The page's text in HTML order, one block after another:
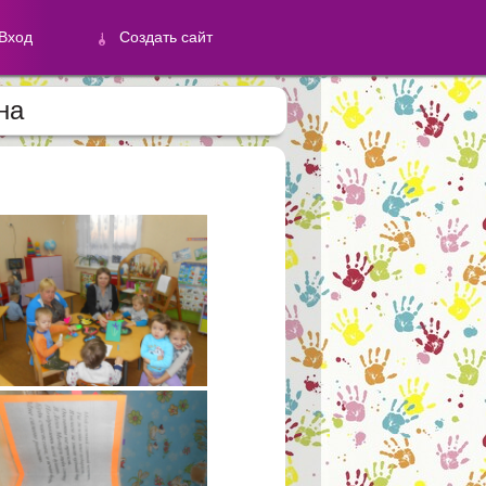
Создать сайт
Создать сайт